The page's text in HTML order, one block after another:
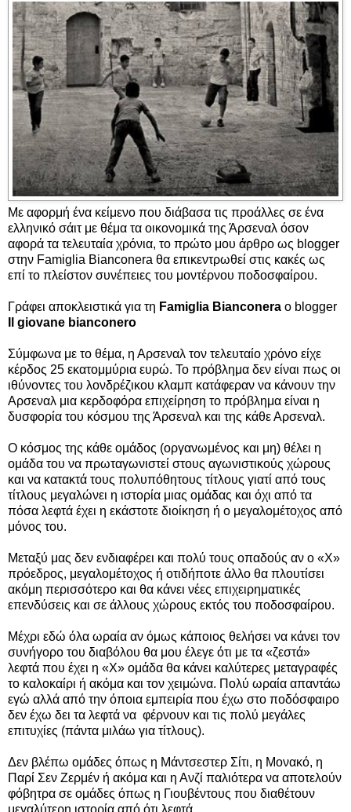
Με αφορμή ένα κείμενο που διάβασα τις προάλλες σε ένα
ελληνικό σάιτ με θέμα τα οικονομικά της Άρσεναλ όσον
αφορά τα τελευταία χρόνια, το πρώτο μου άρθρο ως blogger
στην Famiglia Bianconera θα επικεντρωθεί στις κακές ως
επί το πλείστον συνέπειες του μοντέρνου ποδοσφαίρου.
Γράφει αποκλειστικά για τη Famiglia Bianconera ο blogger
Il giovane bianconero
Σύμφωνα με το θέμα, η Αρσεναλ τον τελευταίο χρόνο είχε
κέρδος 25 εκατομμύρια ευρώ. Το πρόβλημα δεν είναι πως οι
ιθύνοντες του λονδρέζικου κλαμπ κατάφεραν να κάνουν την
Αρσεναλ μια κερδοφόρα επιχείρηση το πρόβλημα είναι η
δυσφορία του κόσμου της Άρσεναλ και της κάθε Αρσεναλ.
Ο κόσμος της κάθε ομάδος (οργανωμένος και μη) θέλει η
ομάδα του να πρωταγωνιστεί στους αγωνιστικούς χώρους
και να κατακτά τους πολυπόθητους τίτλους γιατί από τους
τίτλους μεγαλώνει η ιστορία μιας ομάδας και όχι από τα
πόσα λεφτά έχει η εκάστοτε διοίκηση ή ο μεγαλομέτοχος από
μόνος του.
Μεταξύ μας δεν ενδιαφέρει και πολύ τους οπαδούς αν ο «Χ»
πρόεδρος, μεγαλομέτοχος ή οτιδήποτε άλλο θα πλουτίσει
ακόμη περισσότερο και θα κάνει νέες επιχειρηματικές
επενδύσεις και σε άλλους χώρους εκτός του ποδοσφαίρου.
Μέχρι εδώ όλα ωραία αν όμως κάποιος θελήσει να κάνει τον
συνήγορο του διαβόλου θα μου έλεγε ότι με τα «ζεστά»
λεφτά που έχει η «Χ» ομάδα θα κάνει καλύτερες μεταγραφές
το καλοκαίρι ή ακόμα και τον χειμώνα. Πολύ ωραία απαντάω
εγώ αλλά από την όποια εμπειρία που έχω στο ποδόσφαιρο
δεν έχω δει τα λεφτά να φέρνουν και τις πολύ μεγάλες
επιτυχίες (πάντα μιλάω για τίτλους).
Δεν βλέπω ομάδες όπως η Μάντσεστερ Σίτι, η Μονακό, η
Παρί Σεν Ζερμέν ή ακόμα και η Ανζί παλιότερα να αποτελούν
φόβητρα σε ομάδες όπως η Γιουβέντους που διαθέτουν
μεγαλύτερη ιστορία από ότι λεφτά.